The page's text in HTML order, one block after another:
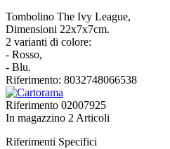
Tombolino The Ivy League,
Dimensioni 22x7x7cm.
2 varianti di colore:
- Rosso,
- Blu.
Riferimento: 8032748066538
Riferimento 02007925
In magazzino 2 Articoli
Riferimenti Specifici